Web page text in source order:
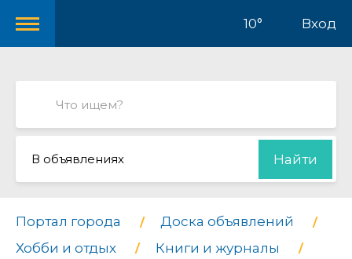
10° Вход
В объявлениях Найти
Портал города
Доска объявлений
Хобби и отдых
Книги и журналы